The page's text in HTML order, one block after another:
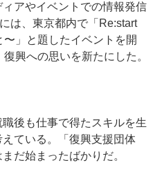
アやイベントでの情報発信
は、東京都内で「Re:start
」と題したイベントを開
興への思いを新たにした。
後も仕事で得たスキルを生
ている。「復興支援団体
だ始まったばかりだ。